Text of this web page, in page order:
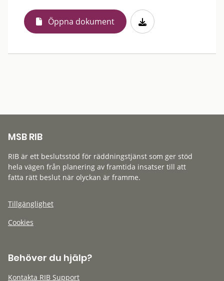
Öppna dokument
MSB RIB
RIB är ett beslutsstöd för räddningstjänst som ger stöd
hela vägen från planering av framtida insatser till att
fatta rätt beslut när olyckan är framme.
Tillgänglighet
Cookies
Behöver du hjälp?
Kontakta RIB Support